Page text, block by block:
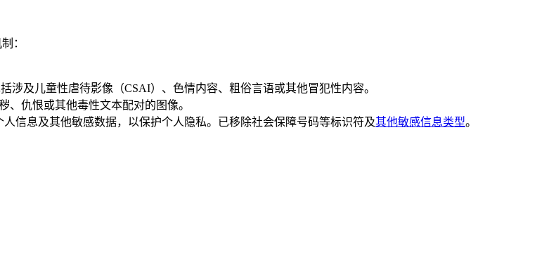
：
涉及儿童性虐待影像（CSAI）、色情内容、粗俗言语或其他冒犯性内容。
、仇恨或其他毒性文本配对的图像。
人信息及其他敏感数据，以保护个人隐私。已移除社会保障号码等标识符及其他敏感信息类型。